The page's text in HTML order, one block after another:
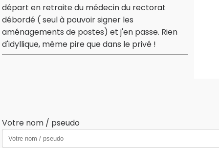
départ en retraite du médecin du rectorat
débordé ( seul à pouvoir signer les
aménagements de postes) et j'en passe. Rien
d'idyllique, même pire que dans le privé !
Votre nom / pseudo